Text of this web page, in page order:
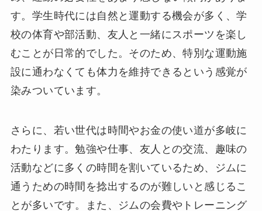
す。学生時代には自然と運動する機会が多く、学
校の体育や部活動、友人と一緒にスポーツを楽し
むことが日常的でした。そのため、特別な運動施
設に通わなくても体力を維持できるという感覚が
染みついています。
さらに、若い世代は時間やお金の使い道が多岐に
わたります。勉強や仕事、友人との交流、趣味の
活動などに多くの時間を割いているため、ジムに
通うための時間を捻出するのが難しいと感じるこ
とが多いです。また、ジムの会費やトレーニング